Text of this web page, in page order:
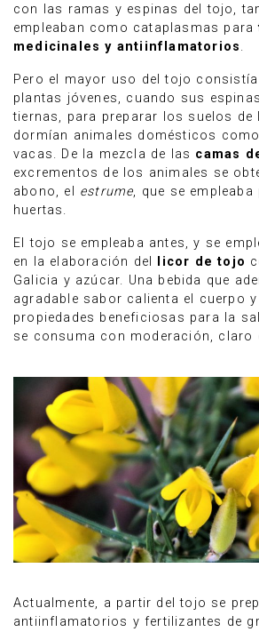
con las ramas y espinas del tojo,
empleaban como cataplasmas para
medicinales y antiinflamatorios.
Pero el mayor uso del tojo
plantas jóvenes, cuando sus
tiernas, para preparar los suelos de
dormían animales domésticos
vacas. De la mezcla de las camas
excrementos de los animales se
abono, el estrume, que se
huertas.
El tojo se empleaba antes, y se
en la elaboración del
licor de tojo
Galicia y azúcar. Una bebida que
agradable sabor calienta el cuerpo
propiedades beneficiosas para la
se consuma con moderación, claro
Actualmente, a partir del tojo se
antiinflamatorios y fertilizantes de